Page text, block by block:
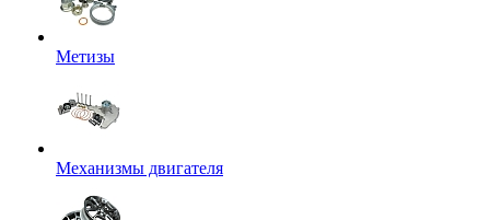
Метизы
Механизмы двигателя